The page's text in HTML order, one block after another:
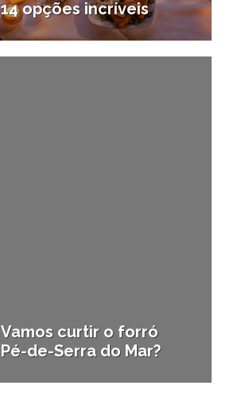
14 opções incríveis
13/06/2017
Vamos curtir o forró
Pé-de-Serra do Mar?
13/02/2017